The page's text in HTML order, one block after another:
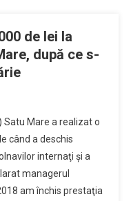
de lei la
după ce s-
Satu Mare a realizat o
când a deschis
internaţi şi a
managerul
am închis prestaţia